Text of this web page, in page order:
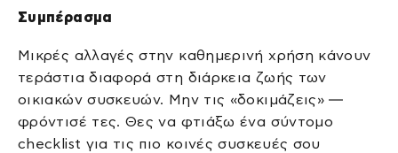
Συμπέρασμα
Μικρές αλλαγές στην καθημερινή χρήση κάνουν
τεράστια διαφορά στη διάρκεια ζωής των
οικιακών συσκευών. Μην τις «δοκιμάζεις» —
φρόντισέ τες. Θες να φτιάξω ένα σύντομο
checklist για τις πιο κοινές συσκευές σου